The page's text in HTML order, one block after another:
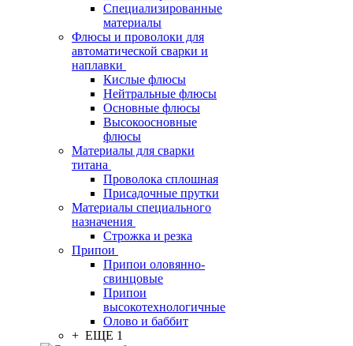
Специализированные
материалы
Флюсы и проволоки для
автоматической сварки и
наплавки
Кислые флюсы
Нейтральные флюсы
Основные флюсы
Высокоосновные
флюсы
Материалы для сварки
титана
Проволока сплошная
Присадочные прутки
Материалы специального
назначения
Строжка и резка
Припои
Припои оловянно-
свинцовые
Припои
высокотехнологичные
Олово и баббит
+ ЕЩЕ 1